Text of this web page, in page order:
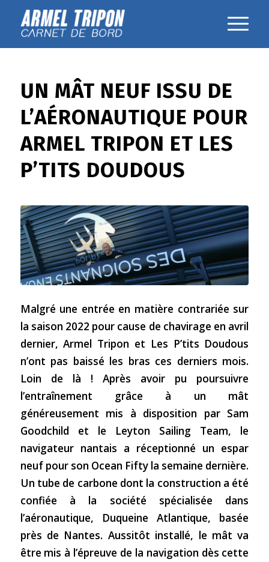
UN MÂT NEUF ISSU DE
L’AÉRONAUTIQUE POUR
ARMEL TRIPON ET LES
P’TITS DOUDOUS
Malgré une entrée en matière contrariée sur
la saison 2022 pour cause de chavirage en avril
dernier, Armel Tripon et Les P’tits Doudous
n’ont pas baissé les bras ces derniers mois.
Loin de là ! Après avoir pu poursuivre
l’entraînement grâce à un mât
généreusement mis à disposition par Sam
Goodchild et le Leyton Sailing Team, le
navigateur nantais a réceptionné un espar
neuf pour son Ocean Fifty la semaine dernière.
Un tube de carbone dont la construction a été
confiée à la société spécialisée dans
l’aéronautique, Duqueine Atlantique, basée
près de Nantes. Aussitôt installé, le mât va
être mis à l’épreuve de la navigation dès cette